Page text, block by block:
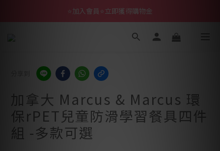
⭐加入會員⭐立即獲得購物金
加拿大 Marcus & Marcus 環
保rPET兒童防滑學習餐具四件
組 -多款可選